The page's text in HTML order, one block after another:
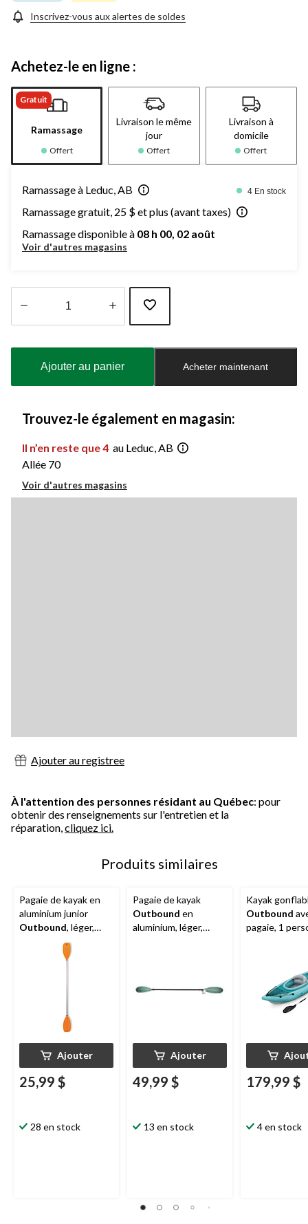
Inscrivez-vous aux alertes de soldes
Achetez-le en ligne :
Gratuit
Ramassage
Offert
Livraison le même
jour
Offert
Livraison à
domicile
Offert
Ramassage à Leduc, AB 4 En stock
Ramassage gratuit, 25 $ et plus (avant taxes)
Ramassage disponible à 08 h 00, 02 août
Voir d'autres magasins
à
Ajouter au panier Acheter maintenant
Trouvez-le également en magasin:
Il n’en reste que 4 au Leduc, AB
Allée 70
Voir d'autres magasins
Ajouter au registree
À l'attention des personnes résidant au Québec: pour
obtenir des renseignements sur l'entretien et la
réparation,cliquez ici.
Produits similaires
Pagaie de kayak en
aluminium junior
Outbound, léger,
orange, 72 po
Ajouter
25,99 $
28 en stock
Pagaie de kayak
Outbound en
aluminium, léger,
Ajouter
49,99 $
13 en stock
Kayak
Outbound
pagaie, 1
179,99 $
4 en stock